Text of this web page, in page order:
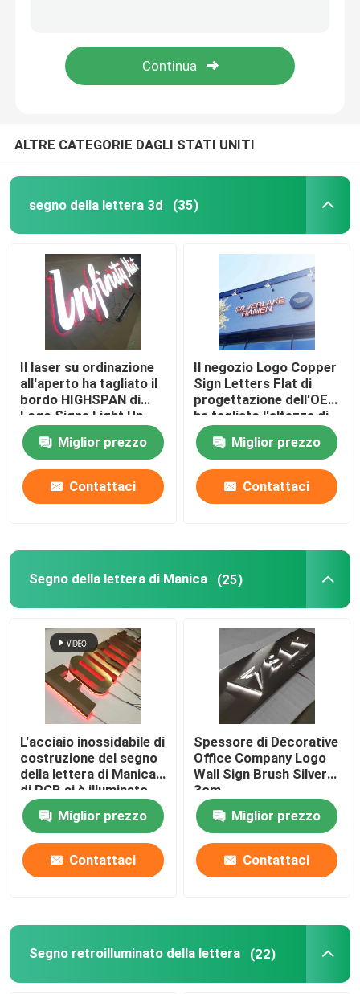
insegna al neon principale
Segno di numero civico
Segno anteriore del deposito
Bordo del segno del ristorante
Segno di costruzione
Segnaletica luminosa
Segno della lettera della tenda foranea
ALTRE CATEGORIE DAGLI STATI UNITI
segno della lettera 3d (35)
Il laser su ordinazione
all'aperto ha tagliato il
bordo HIGHSPAN di
Logo Signs Light Up
Sign del metallo
Miglior prezzo
Contattaci
Il negozio Logo Copper
Sign Letters Flat di
progettazione dell'OEM
ha tagliato l'altezza di
100cm - di 10cm
Miglior prezzo
Contattaci
Segno della lettera di Manica (25)
L'acciaio inossidabile di
costruzione del segno
della lettera di Manica
di RGB si è illuminato
Miglior prezzo
Contattaci
Spessore di Decorative
Office Company Logo
Wall Sign Brush Silver
3cm
Miglior prezzo
Contattaci
Segno retroilluminato della lettera (22)